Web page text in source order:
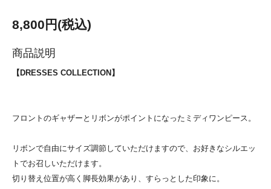
8,800円(税込)
商品説明
【DRESSES COLLECTION】
フロントのギャザーとリボンがポイントになったミディワンピース。
リボンで自由にサイズ調節していただけますので、お好きなシルエッ
トでお召しいただけます。
切り替え位置が高く脚長効果があり、すらっとした印象に。